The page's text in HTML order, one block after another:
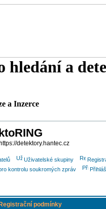
hledání a
a Inzerce
detektory.hantec.cz
Uživatelské skupiny
kontrolu soukromých zpráv
podmínky